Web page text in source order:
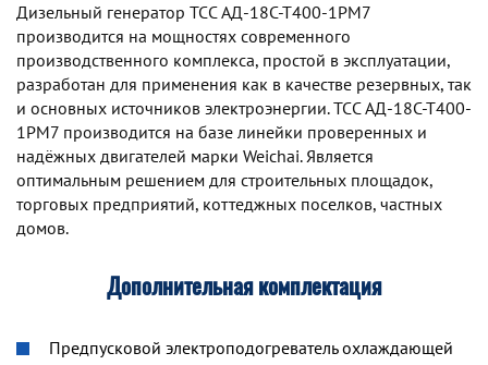
Дизельный генератор TCC АД-18С-Т400-1РМ7
производится на мощностях современного
производственного комплекса, простой в эксплуатации,
разработан для применения как в качестве резервных, так
и основных источников электроэнергии. TCC АД-18С-Т400-
1РМ7 производится на базе линейки проверенных и
надёжных двигателей марки Weichai. Является
оптимальным решением для строительных площадок,
торговых предприятий, коттеджных поселков, частных
домов.
Дополнительная комплектация
Предпусковой электроподогреватель охлаждающей